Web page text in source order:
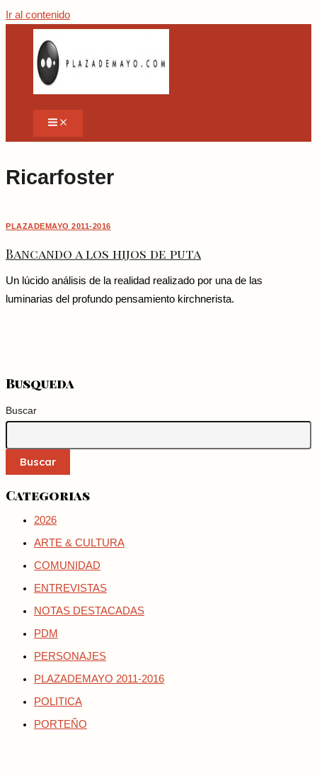
Ir al contenido
Ricarfoster
PLAZADEMAYO 2011-2016
Bancando a los hijos de puta
Un lúcido análisis de la realidad realizado por una de las
luminarias del profundo pensamiento kirchnerista.
Busqueda
Buscar
Buscar
Categorias
2026
ARTE & CULTURA
COMUNIDAD
ENTREVISTAS
NOTAS DESTACADAS
PDM
PERSONAJES
PLAZADEMAYO 2011-2016
POLITICA
PORTEÑO